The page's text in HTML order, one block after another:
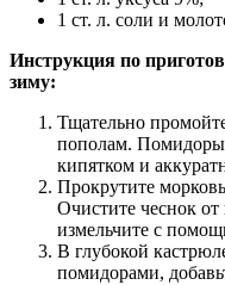
1 ст. л. соли и
Инструкция по
зиму:
Тщательно
пополам. Помидоры
кипятком и
Прокрутите
Очистите чеснок
измельчите с
В глубокой
помидорами,